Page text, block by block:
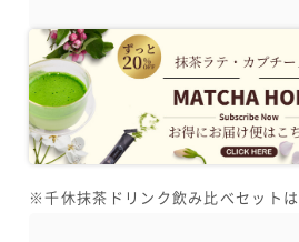
※千休抹茶ドリンク飲み比べセットは